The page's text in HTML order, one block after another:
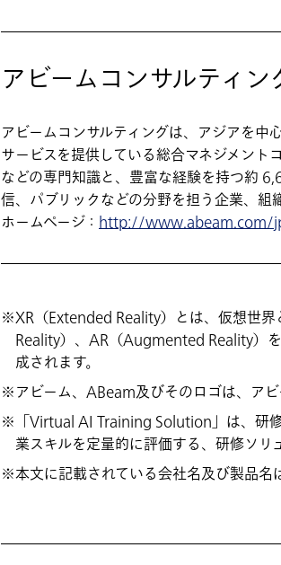
アビームコンサルティ
アビームコンサルティングは、アジアを中
サービスを提供している総合マネジメント
などの専門知識と、豊富な経験を持つ約
信、パブリックなどの分野を担う企業、組
ホームページ： http://www.abeam.com/
XR（Extended Reality）とは、仮想世
Reality）、AR（Augmented Reality）
成されます。
アビーム、ABeam及びそのロゴは、ア
「Virtual AI Training Solution」は、研
業スキルを定量的に評価する、研修ソリ
本文に記載されている会社名及び製品名